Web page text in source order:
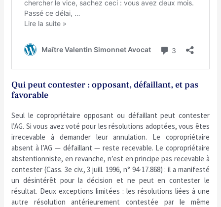
Qui peut contester : opposant, défaillant, et pas
favorable
Seul le copropriétaire opposant ou défaillant peut contester
l’AG. Si vous avez voté pour les résolutions adoptées, vous êtes
irrecevable à demander leur annulation. Le copropriétaire
absent à l’AG — défaillant — reste recevable. Le copropriétaire
abstentionniste, en revanche, n’est en principe pas recevable à
contester (Cass. 3e civ., 3 juill. 1996, n° 94-17.868) : il a manifesté
un désintérêt pour la décision et ne peut en contester le
résultat. Deux exceptions limitées : les résolutions liées à une
autre résolution antérieurement contestée par le même